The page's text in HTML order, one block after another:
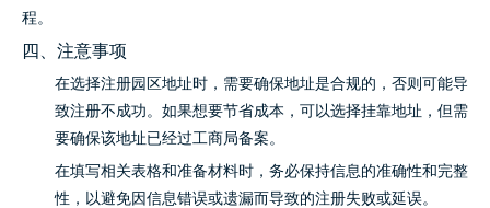
程。
四、注意事项
在选择注册园区地址时，需要确保地址是合规的，否则可能导
致注册不成功。如果想要节省成本，可以选择挂靠地址，但需
要确保该地址已经过工商局备案。
在填写相关表格和准备材料时，务必保持信息的准确性和完整
性，以避免因信息错误或遗漏而导致的注册失败或延误。